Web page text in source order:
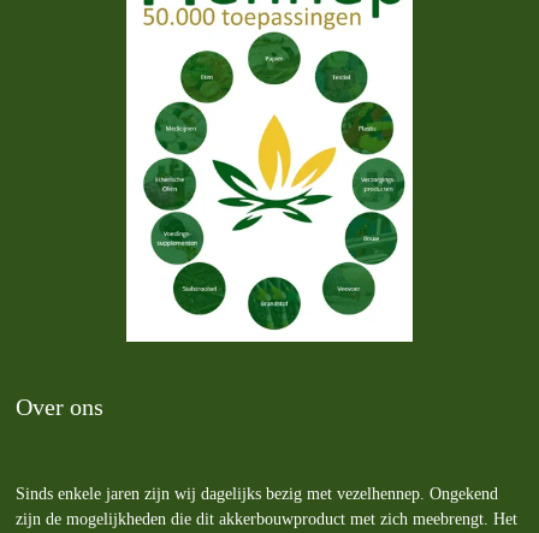
Over ons
Sinds enkele jaren zijn wij dagelijks bezig met vezelhennep. Ongekend
zijn de mogelijkheden die dit akkerbouwproduct met zich meebrengt. Het